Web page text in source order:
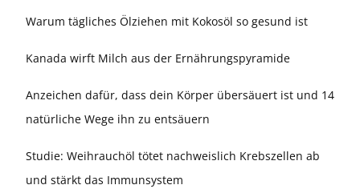
Warum tägliches Ölziehen mit Kokosöl so gesund ist
Kanada wirft Milch aus der Ernährungspyramide
Anzeichen dafür, dass dein Körper übersäuert ist und 14
natürliche Wege ihn zu entsäuern
Studie: Weihrauchöl tötet nachweislich Krebszellen ab
und stärkt das Immunsystem